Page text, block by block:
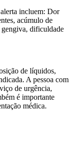
incluem: Dor
acúmulo de
dificuldade
de líquidos,
A pessoa com
de urgência,
é importante
médica.